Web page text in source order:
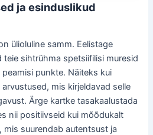
ja esinduslikud
ülioluline samm. Eelistage
sihtrühma spetsiifilisi muresid
punkte. Näiteks kui
mis kirjeldavad selle
Ärge kartke tasakaalustada
nii positiivseid kui mõõdukalt
mis suurendab autentsust ja